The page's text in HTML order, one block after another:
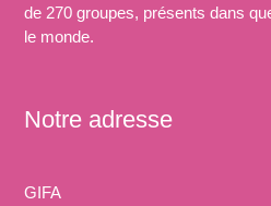
de 270 groupes, présents dans
le monde.
Notre adresse
GIFA